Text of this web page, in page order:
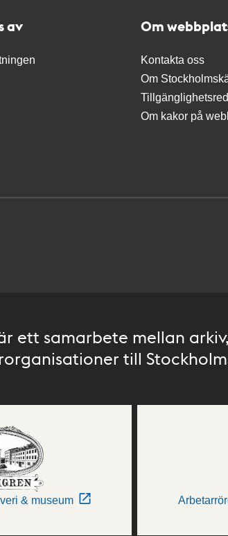
av Om
Kontakta oss
Om
Om kakor på
ett samarbete mellan
till
& museum